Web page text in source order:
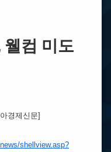
웰컴 미도
경제신문]
shellview.asp?